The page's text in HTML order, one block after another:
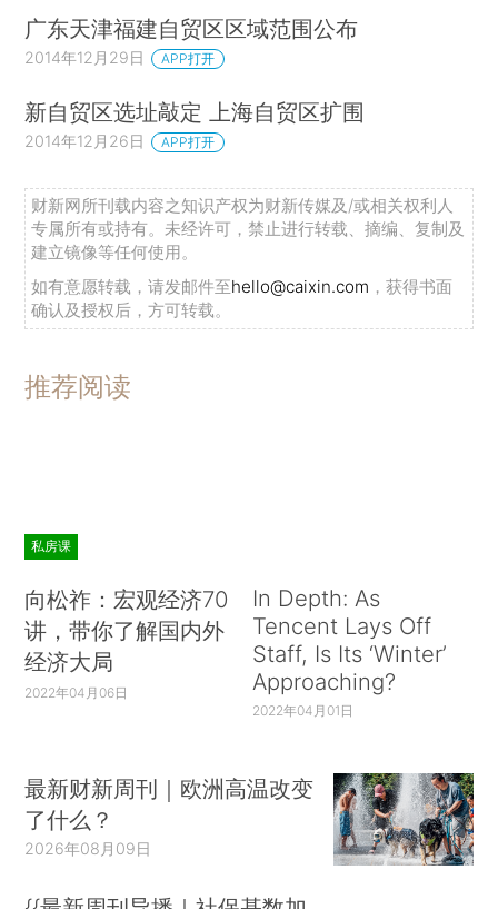
广东天津福建自贸区区域范围公布
2014年12月29日 APP打开
新自贸区选址敲定 上海自贸区扩围
2014年12月26日 APP打开
财新网所刊载内容之知识产权为财新传媒及/或相关权利人
专属所有或持有。未经许可，禁止进行转载、摘编、复制及
建立镜像等任何使用。
如有意愿转载，请发邮件至hello@caixin.com ，获得书面
确认及授权后，方可转载。
推荐阅读
私房课
向松祚：宏观经济70
讲，带你了解国内外
经济大局
2022年04月06日
In Depth: As
Tencent Lays Off
Staff, Is Its ‘Winter’
Approaching?
2022年04月01日
最新财新周刊｜欧洲高温改变
了什么？
2026年08月09日